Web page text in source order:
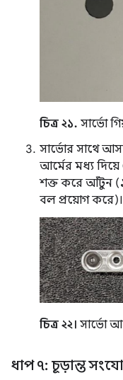
চিত্র ২১. সার্ভো
সার্ভোর সাথে
আর্মের মধ্য
শক্ত করে আঁটুন
বল প্রয়োগ করে)।
চিত্র ২২। সার্ভো
ধাপ ৭: চূড়ান্ত